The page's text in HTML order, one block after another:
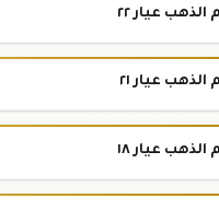
عيار ٢٢
عيار ٢١
عيار ١٨